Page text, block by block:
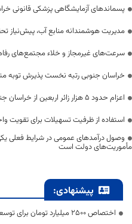
پسماندهای آزمایشگاهی پزشکی قانونی
مدیریت هوشمندانه منابع آب، پیش‌نیاز
سرعت‌های غیرمجاز و خلاء مجتمع‌های
خراسان جنوبی رتبه نخست پذیرش توبه
اعزام حدود 5 هزار زائر اربعین از خراسان جنوبی؛ بازگشت‌ها آغاز شد
استفاده از ظرفیت تسهیلات برای تقویت
وصول درآمدهای عمومی در شرایط فعلی
مأموریت‌های دولت است
پیشنهادی:
اختصاص 2500 میلیارد تومان برای توسعه راه‌های دوبانده خراسان جنوبی